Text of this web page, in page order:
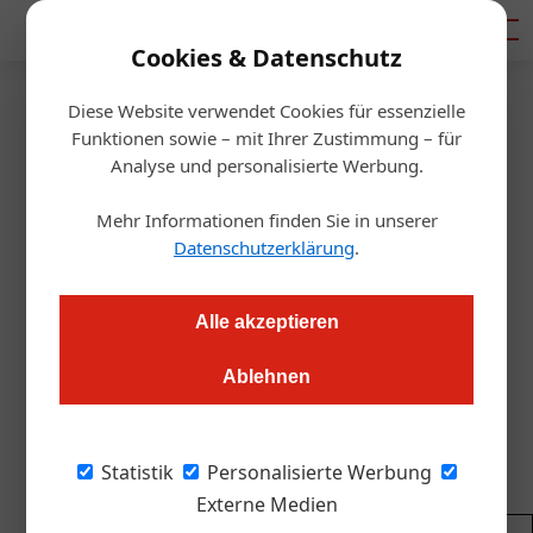
Cookies & Datenschutz
Diese Website verwendet Cookies für essenzielle
Funktionen sowie – mit Ihrer Zustimmung – für
Analyse und personalisierte Werbung.
Mehr Informationen finden Sie in unserer
Datenschutzerklärung.
Alle akzeptieren
Ablehnen
Statistik
Personalisierte Werbung
Externe Medien
Startseite/Getränke
Pannonische Spezialitäten-
Schau
Die Paradesorte Blaufränkisch in allen Facetten und
Weißweine vom Leithaberg sorgten für ein
Weinempfehlungen aus dem Burgenland.